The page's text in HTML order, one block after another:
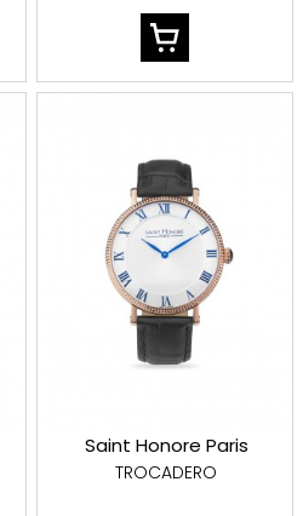
Saint Honore Paris
satovi
TROCADERO